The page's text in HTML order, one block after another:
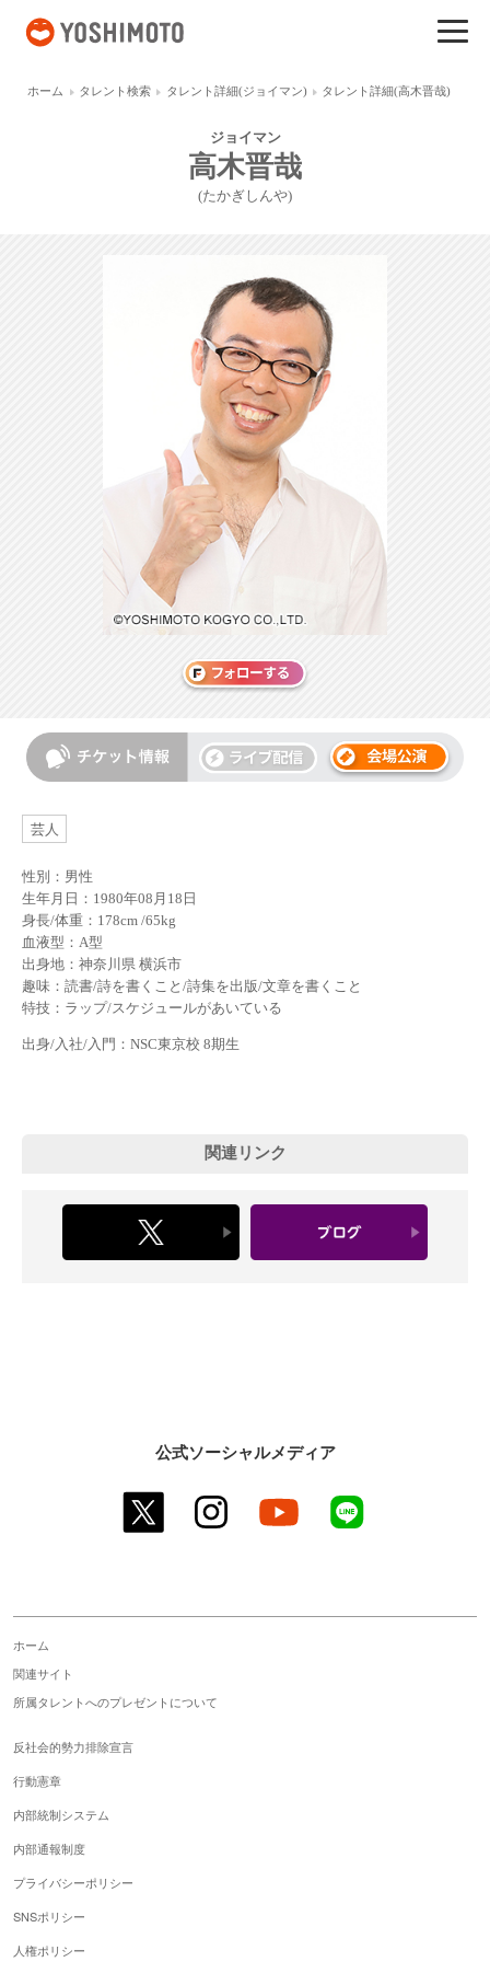
ホーム タレント検索 タレント詳細(ジョイマン) タレント詳細(高木晋哉)
ジョイマン
高木晋哉
(たかぎしんや)
芸人
性別：男性
生年月日：1980年08月18日
身長/体重：178cm /65kg
血液型：A型
出身地：神奈川県 横浜市
趣味：読書/詩を書くこと/詩集を出版/文章を書くこと
特技：ラップ/スケジュールがあいている
出身/入社/入門：NSC東京校 8期生
関連リンク
公式ソーシャルメディア
twitter instagram youtube
ホーム
関連サイト
所属タレントへのプレゼントについて
反社会的勢力排除宣言
行動憲章
内部統制システム
内部通報制度
プライバシーポリシー
SNSポリシー
人権ポリシー